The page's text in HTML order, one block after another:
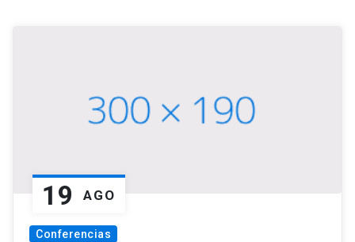
19 AGO
Conferencias